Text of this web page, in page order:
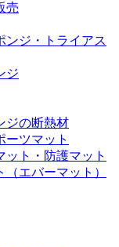
売
ンジ・トライアス
ジ
ジの断熱材
ーツマット
ット・防護マット
エバーマット）